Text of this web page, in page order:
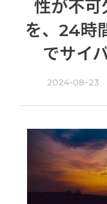
性が不可
を、24時
でサイ
2024-08-23